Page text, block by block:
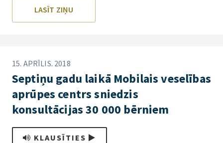
LASĪT ZIŅU
15. APRĪLIS. 2018
Septiņu gadu laikā Mobilais veselības
aprūpes centrs sniedzis
konsultācijas 30 000 bērniem
KLAUSĪTIES